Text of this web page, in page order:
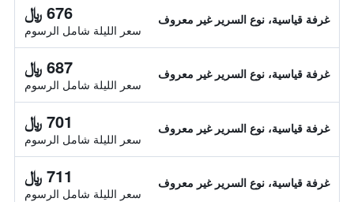
غرفة قياسية، نوع السرير غير معروف 676 ﷼
سعر الليلة شامل الرسوم
غرفة قياسية، نوع السرير غير معروف 687 ﷼
سعر الليلة شامل الرسوم
غرفة قياسية، نوع السرير غير معروف 701 ﷼
سعر الليلة شامل الرسوم
غرفة قياسية، نوع السرير غير معروف 711 ﷼
سعر الليلة شامل الرسوم